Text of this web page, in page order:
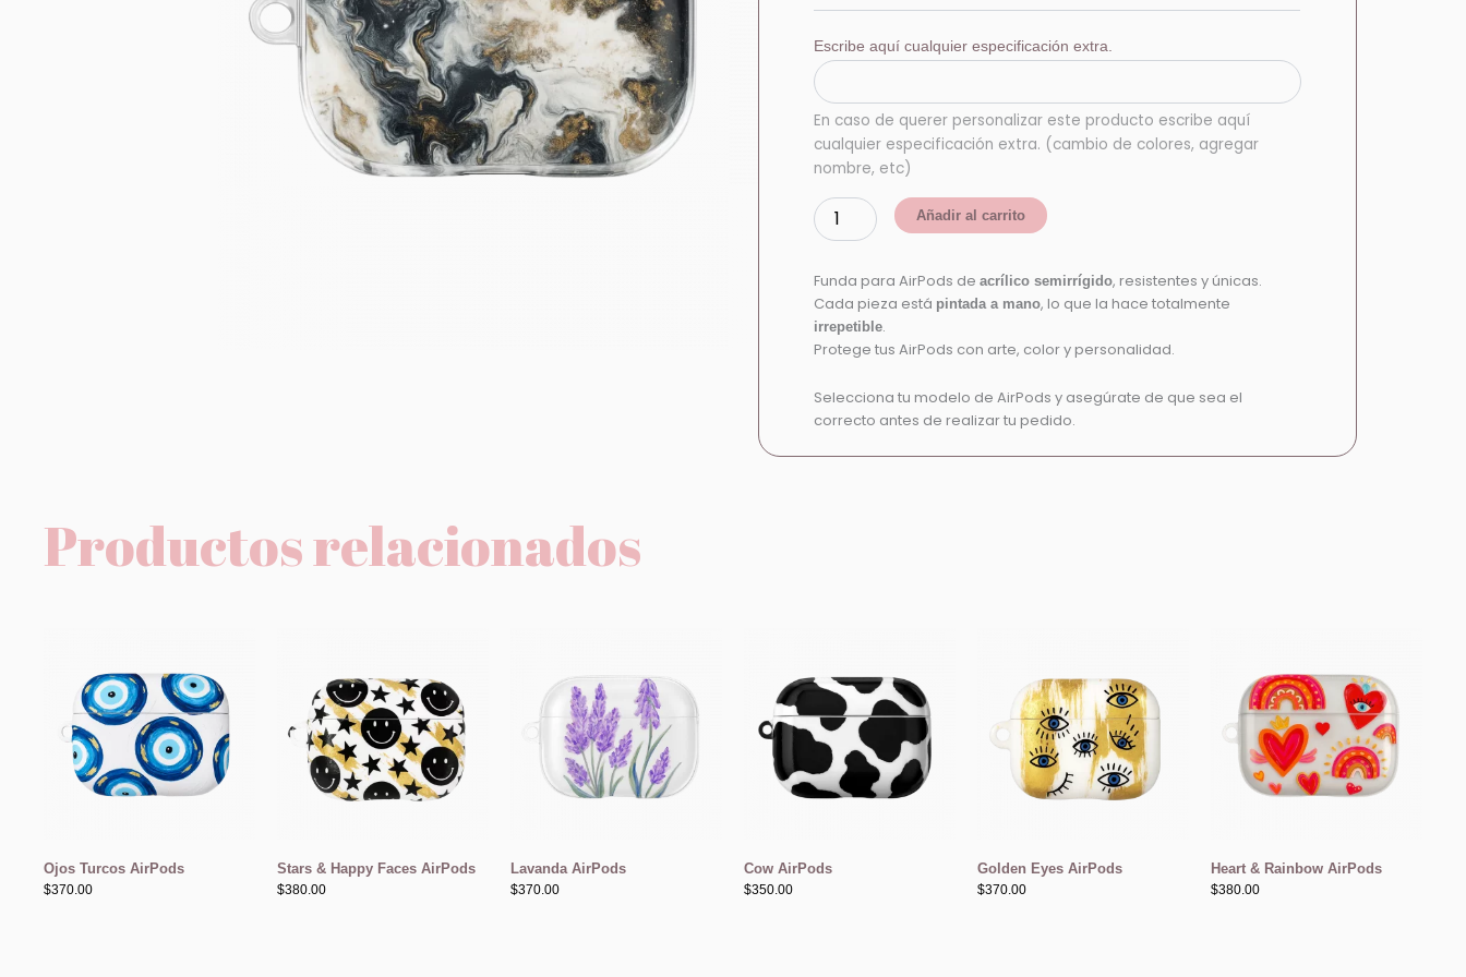
Escribe aquí cualquier especificación extra.
En caso de querer personalizar este producto escribe aquí
cualquier especificación extra. (cambio de colores, agregar
nombre, etc)
Añadir al carrito
Funda para AirPods deacrílico semirrígido, resistentes y únicas.
Cada pieza está pintada a mano, lo que la hace totalmente
irrepetible.
Protege tus AirPods con arte, color y personalidad.
Selecciona tu modelo de AirPods y asegúrate de que sea el
correcto antes de realizar tu pedido.
Productos relacionados
Ojos Turcos AirPods
$370.00
Stars & Happy Faces AirPods
$380.00
Lavanda AirPods
$370.00
Cow AirPods
$350.00
Golden Eyes AirPods
$370.00
Heart & Rainbow AirPods
$380.00